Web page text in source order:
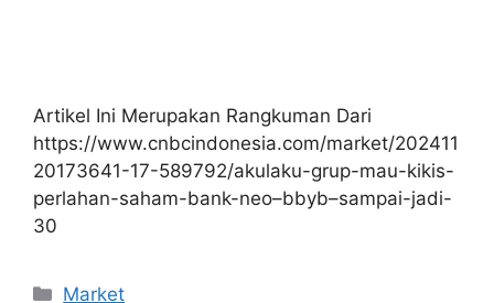
Artikel Ini Merupakan Rangkuman Dari
https://www.cnbcindonesia.com/market/202411
20173641-17-589792/akulaku-grup-mau-kikis-
perlahan-saham-bank-neo–bbyb–sampai-jadi-
30
Kategori
Market